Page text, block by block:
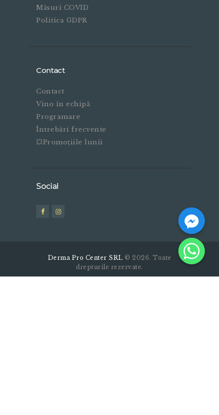
Măsuri COVID
Politica GDPR
Contact
Contact
Vino în echipă
Programare
Întrebări frecvente
💥Promoțiile lunii
Social
Derma Pro Center SRL © 2026. Toate
drepturile rezervate.